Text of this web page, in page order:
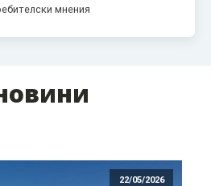
мнения
22/05/2026